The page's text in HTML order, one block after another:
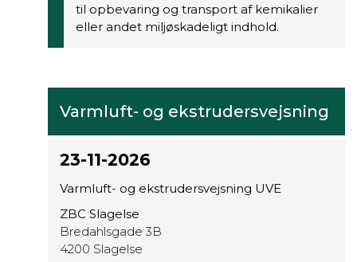
til opbevaring og transport af kemikalier
eller andet miljøskadeligt indhold.
Varmluft- og ekstrudersvejsning
23-11-2026
Varmluft- og ekstrudersvejsning UVE
ZBC Slagelse
Bredahlsgade 3B
4200 Slagelse